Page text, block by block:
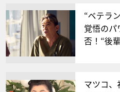
“ベテラ
覚悟のパ
否！“後
マツコ、